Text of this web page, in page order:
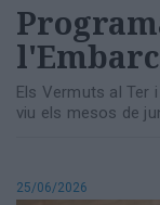
Els Vermuts al Ter
viu els mesos de
25/06/2026